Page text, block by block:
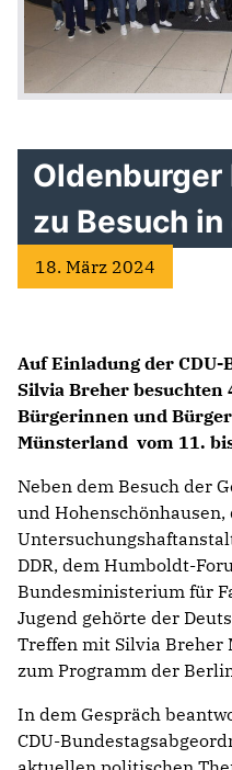
zu Besuch
18. März 2024
Auf Einladung der CDU-
Silvia Breher
Bürgerinnen und
Münsterland vom 11.
Neben dem Besuch der
und
DDR, dem Humboldt-
Bundesministerium für
Jugend gehörte der
Treffen mit Silvia
zum Programm der
In dem Gespräch
CDU-